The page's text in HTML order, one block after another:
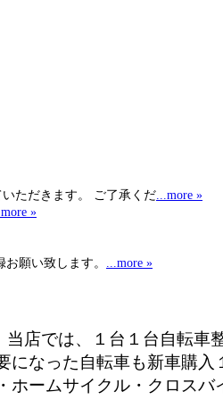
ただきます。 ご了承くだ ...more »
»
願い致します。 ...more »
店では、１台１台自転車
なった自転車も新車購
ームサイクル・クロスバ